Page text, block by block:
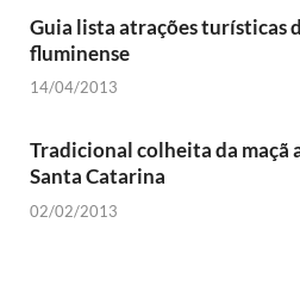
Guia lista atrações turísticas
fluminense
14/04/2013
Tradicional colheita da maçã
Santa Catarina
02/02/2013